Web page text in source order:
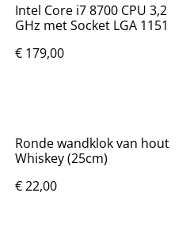
Intel Core i7 8700 CPU 3,2
GHz met Socket LGA 1151
€ 179,00
Ronde wandklok van hout
Whiskey (25cm)
€ 22,00